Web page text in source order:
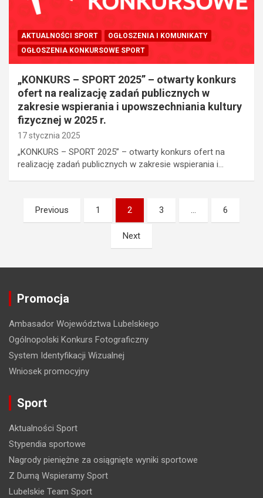
AKTUALNOŚCI SPORT
OGŁOSZENIA I KOMUNIKATY
OGŁOSZENIA KONKURSOWE SPORT
„KONKURS – SPORT 2025” – otwarty konkurs
ofert na realizację zadań publicznych w
zakresie wspierania i upowszechniania kultury
fizycznej w 2025 r.
17 stycznia 2025
„KONKURS – SPORT 2025” – otwarty konkurs ofert na
realizację zadań publicznych w zakresie wspierania i…
i
c
j
a
p
o
w
p
i
s
a
Previous 1 2 3 … 6
Next
Promocja
Ambasador Województwa Lubelskiego
Ogólnopolski Konkurs Fotograficzny
System Identyfikacji Wizualnej
Wniosek promocyjny
Sport
Aktualności Sport
Stypendia sportowe
Nagrody pieniężne za osiągnięte wyniki sportowe
Z Dumą Wspieramy Sport
Lubelskie Team Sport